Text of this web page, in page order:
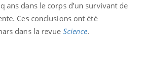
ans dans le corps d’un survivant de
Ces conclusions ont été
dans la revue Science.